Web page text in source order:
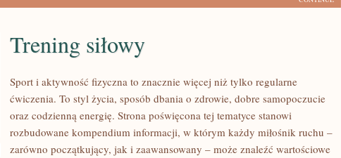
Trening siłowy
Sport i aktywność fizyczna to znacznie więcej niż tylko regularne
ćwiczenia. To styl życia, sposób dbania o zdrowie, dobre samopoczucie
oraz codzienną energię. Strona poświęcona tej tematyce stanowi
rozbudowane kompendium informacji, w którym każdy miłośnik ruchu –
zarówno początkujący, jak i zaawansowany – może znaleźć wartościowe